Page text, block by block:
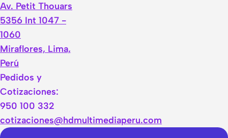
Av. Petit Thouars
5356 Int 1047 -
1060
Miraflores, Lima,
Perú
Pedidos y
Cotizaciones:
950 100 332
cotizaciones@hdmultimediaperu.com